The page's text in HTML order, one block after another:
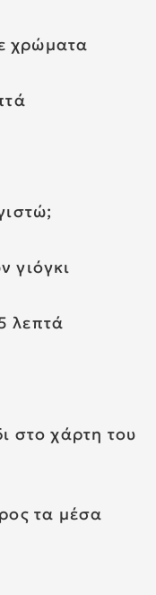
χρώματα
γιόγκι
λεπτά
στο χάρτη του
τα μέσα